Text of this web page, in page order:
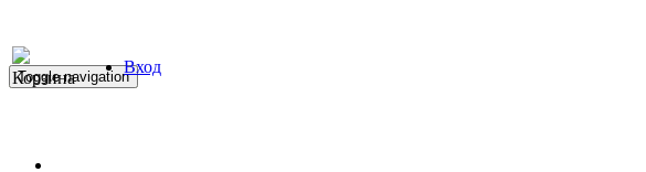
Корзина
Вход
Toggle navigation